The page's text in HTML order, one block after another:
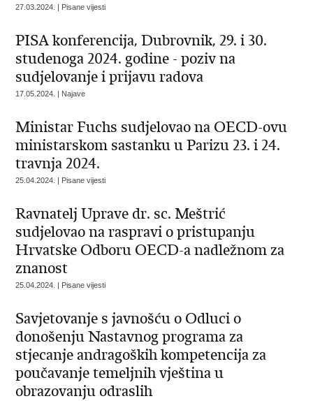
27.03.2024. | Pisane vijesti
PISA konferencija, Dubrovnik, 29. i 30.
studenoga 2024. godine - poziv na
sudjelovanje i prijavu radova
17.05.2024. | Najave
Ministar Fuchs sudjelovao na OECD-ovu
ministarskom sastanku u Parizu 23. i 24.
travnja 2024.
25.04.2024. | Pisane vijesti
Ravnatelj Uprave dr. sc. Meštrić
sudjelovao na raspravi o pristupanju
Hrvatske Odboru OECD-a nadležnom za
znanost
25.04.2024. | Pisane vijesti
Savjetovanje s javnošću o Odluci o
donošenju Nastavnog programa za
stjecanje andragoških kompetencija za
poučavanje temeljnih vještina u
obrazovanju odraslih